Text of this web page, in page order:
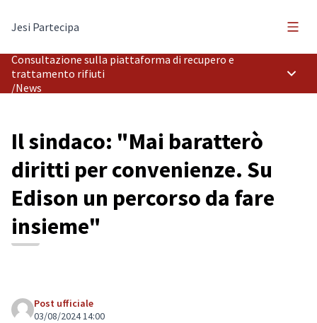
Jesi Partecipa
Consultazione sulla piattaforma di recupero e
trattamento rifiuti
/News
Il sindaco: "Mai baratterò
diritti per convenienze. Su
Edison un percorso da fare
insieme"
Post ufficiale
03/08/2024 14:00